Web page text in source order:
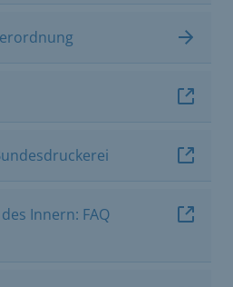
Innern: FAQ